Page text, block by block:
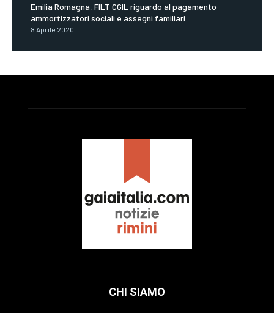
Emilia Romagna, FILT CGIL riguardo al pagamento
ammortizzatori sociali e assegni familiari
8 Aprile 2020
CHI SIAMO